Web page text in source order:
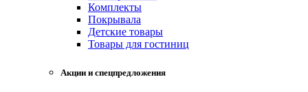
Комплекты
Покрывала
Детские товары
Товары для гостиниц
Акции и спецпредложения